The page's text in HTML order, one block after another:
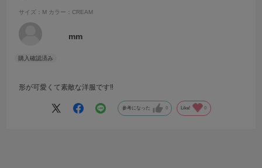
サイズ：M カラー：CREAM
mm
形が可愛くて素敵な洋服です‼︎
参考になった 0 Like! 0